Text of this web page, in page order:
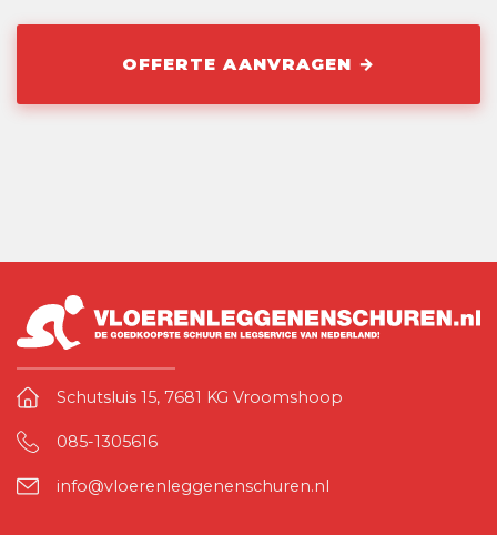
Schutsluis 15, 7681 KG Vroomshoop
085-1305616
info@vloerenleggenenschuren.nl